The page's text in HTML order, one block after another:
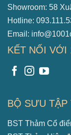
Showroom: 58
Hotline:
Email:
KẾT NỐI VỚI
BỘ SƯU TẬP
BST Thảm Cổ